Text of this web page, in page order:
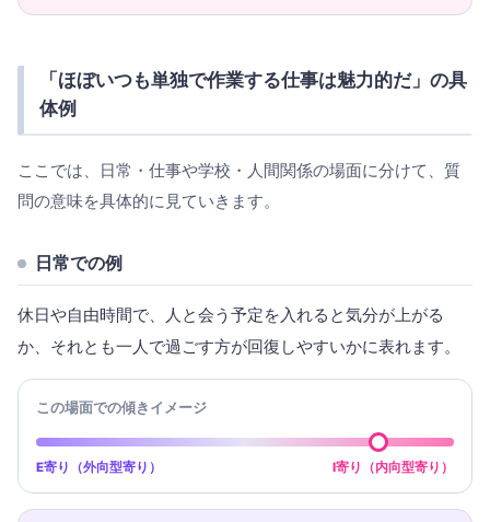
「ほぼいつも単独で作業する仕事は魅力的だ」の具
体例
ここでは、日常・仕事や学校・人間関係の場面に分けて、質
問の意味を具体的に見ていきます。
日常での例
休日や自由時間で、人と会う予定を入れると気分が上がる
か、それとも一人で過ごす方が回復しやすいかに表れます。
この場面での傾きイメージ
E寄り（外向型寄り） I寄り（内向型寄り）